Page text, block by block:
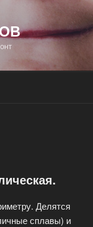
Делятся
сплавы) и